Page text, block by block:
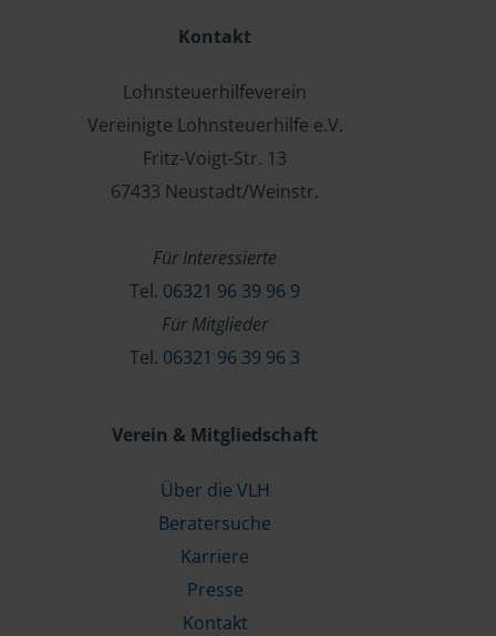
Kontakt
Lohnsteuerhilfeverein
Vereinigte Lohnsteuerhilfe e.V.
Fritz-Voigt-Str. 13
67433 Neustadt/Weinstr.
Für Interessierte
Tel. 06321 96 39 96 9
Für Mitglieder
Tel. 06321 96 39 96 3
Verein & Mitgliedschaft
Über die VLH
Beratersuche
Karriere
Presse
Kontakt